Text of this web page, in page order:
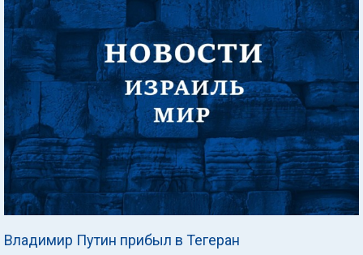
Владимир Путин прибыл в Тегеран